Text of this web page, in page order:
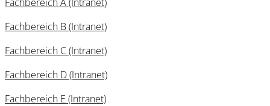
Fachbereich B (Intranet)
Fachbereich C (Intranet)
Fachbereich D (Intranet)
Fachbereich E (Intranet)